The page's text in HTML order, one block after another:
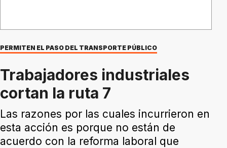
PERMITEN EL PASO DEL TRANSPORTE PÚBLICO
Trabajadores industriales
cortan la ruta 7
Las razones por las cuales incurrieron en
esta acción es porque no están de
acuerdo con la reforma laboral que